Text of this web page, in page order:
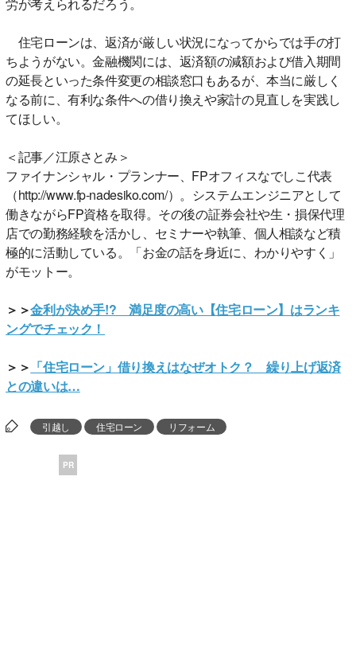
住宅ローンは、返済が厳しい状況になってからでは手の打
ちようがない。金融機関には、返済額の減額および借入期間
の延長といった条件変更の相談窓口もあるが、本当に厳しく
なる前に、有利な条件への借り換えや家計の見直しを実践し
てほしい。
＜記事／江原さとみ＞
ファイナンシャル・プランナー、FPオフィスなでしこ代表
（http://www.fp-nadesiko.com/）。システムエンジニアとして
働きながらFP資格を取得。その後の証券会社や生・損保代理
店での勤務経験を活かし、セミナーや執筆、個人相談など積
極的に活動している。「お金の話を身近に、わかりやすく」
がモットー。
＞＞金利が決め手!? 満足度の高い【住宅ローン】はランキ
ングでチェック！
＞＞ 「住宅ローン」借り換えはなぜオトク？ 繰り上げ返済
との違いは…
引越し 住宅ローン リフォーム
PR